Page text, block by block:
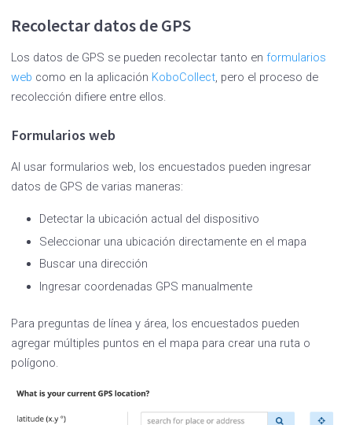
Recolectar datos de GPS
Los datos de GPS se pueden recolectar tanto en formularios
web como en la aplicación KoboCollect, pero el proceso de
recolección difiere entre ellos.
Formularios web
Al usar formularios web, los encuestados pueden ingresar
datos de GPS de varias maneras:
Detectar la ubicación actual del dispositivo
Seleccionar una ubicación directamente en el mapa
Buscar una dirección
Ingresar coordenadas GPS manualmente
Para preguntas de línea y área, los encuestados pueden
agregar múltiples puntos en el mapa para crear una ruta o
polígono.